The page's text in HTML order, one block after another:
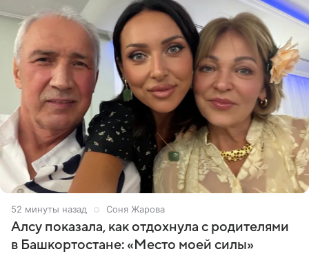
52 минуты назад Соня Жарова
Алсу показала, как отдохнула с родителями
в Башкортостане: «Место моей силы»